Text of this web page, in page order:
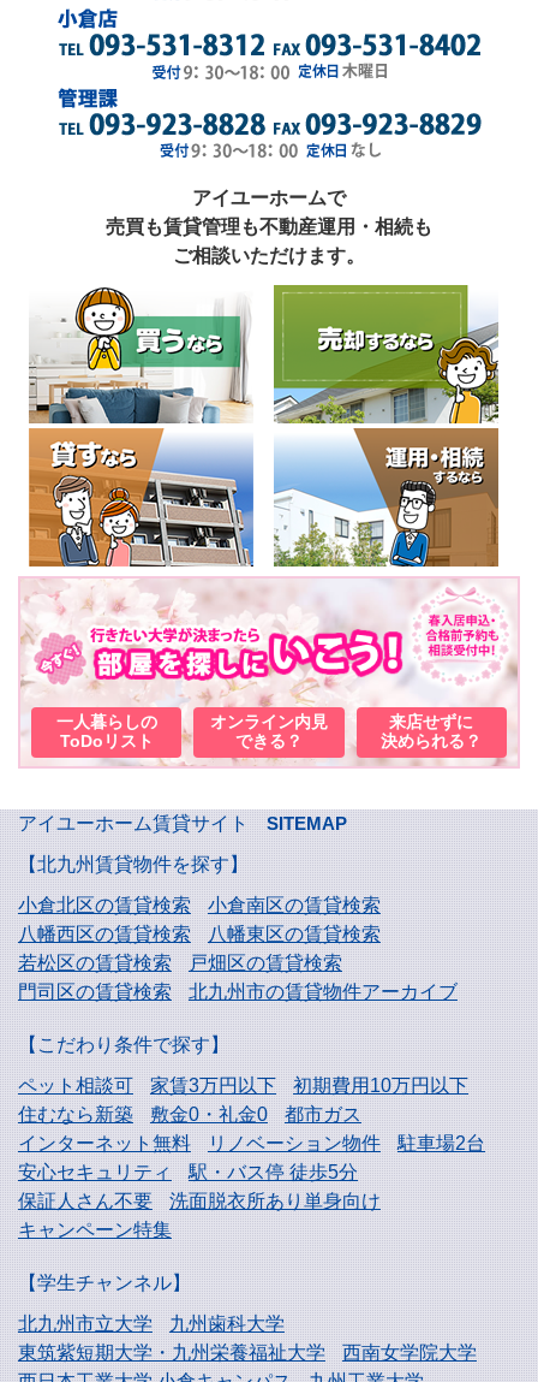
アイユーホームで
売買も賃貸管理も不動産運用・相続も
ご相談いただけます。
一人暮らしの
ToDoリスト
オンライン内見
できる？
来店せずに
決められる？
アイユーホーム賃貸サイト
SITEMAP
【北九州賃貸物件を探す】
小倉北区の賃貸検索
小倉南区の賃貸検索
八幡西区の賃貸検索
八幡東区の賃貸検索
若松区の賃貸検索
戸畑区の賃貸検索
門司区の賃貸検索
北九州市の賃貸物件アーカイブ
【こだわり条件で探す】
ペット相談可
家賃3万円以下
初期費用10万円以下
住むなら新築
敷金0・礼金0
都市ガス
インターネット無料
リノベーション物件
駐車場2台
安心セキュリティ
駅・バス停 徒歩5分
保証人さん不要
洗面脱衣所あり単身向け
キャンペーン特集
【学生チャンネル】
北九州市立大学
九州歯科大学
東筑紫短期大学・九州栄養福祉大学
西南女学院大学